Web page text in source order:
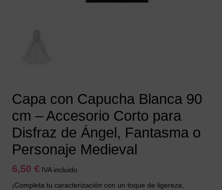
Capa con Capucha Blanca 90
cm – Accesorio Corto para
Disfraz de Ángel, Fantasma o
Personaje Medieval
6,50 € IVA incluido
¡Completa tu caracterización con un toque de ligereza,